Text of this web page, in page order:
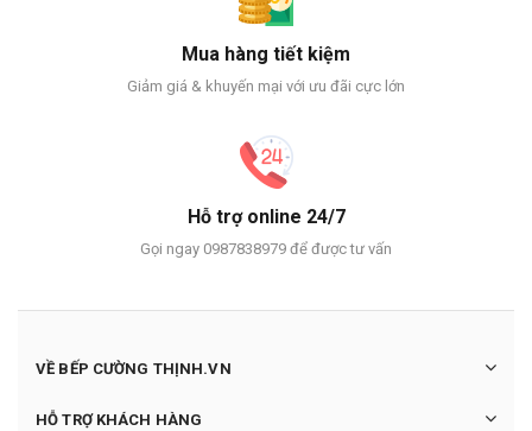
Mua hàng tiết kiệm
Giảm giá & khuyến mại với ưu đãi cực lớn
Hỗ trợ online 24/7
Gọi ngay 0987838979 để được tư vấn
VỀ BẾP CƯỜNG THỊNH.VN
HỖ TRỢ KHÁCH HÀNG